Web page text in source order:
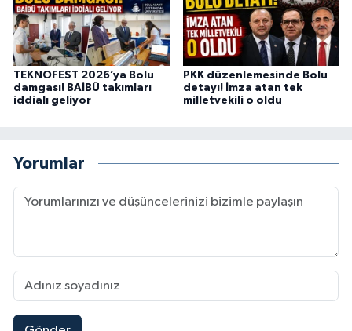
TEKNOFEST 2026’ya Bolu
damgası! BAİBÜ takımları
iddialı geliyor
PKK düzenlemesinde Bolu
detayı! İmza atan tek
milletvekili o oldu
Yorumlar